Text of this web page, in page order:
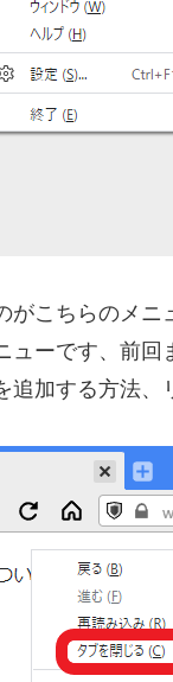
がこちらのメ
ューです、前
加する方法、